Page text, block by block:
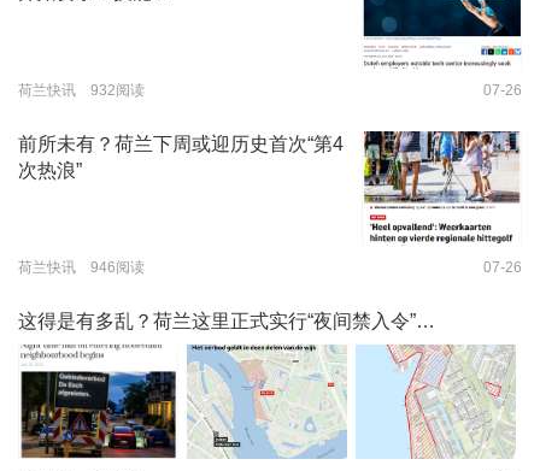
荷兰快讯 932阅读 07-26
前所未有？荷兰下周或迎历史首次“第4
次热浪”
荷兰快讯 946阅读 07-26
这得是有多乱？荷兰这里正式实行“夜间禁入令”…